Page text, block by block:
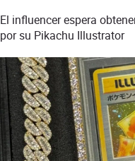
El influencer espera
por su Pikachu Illustrator